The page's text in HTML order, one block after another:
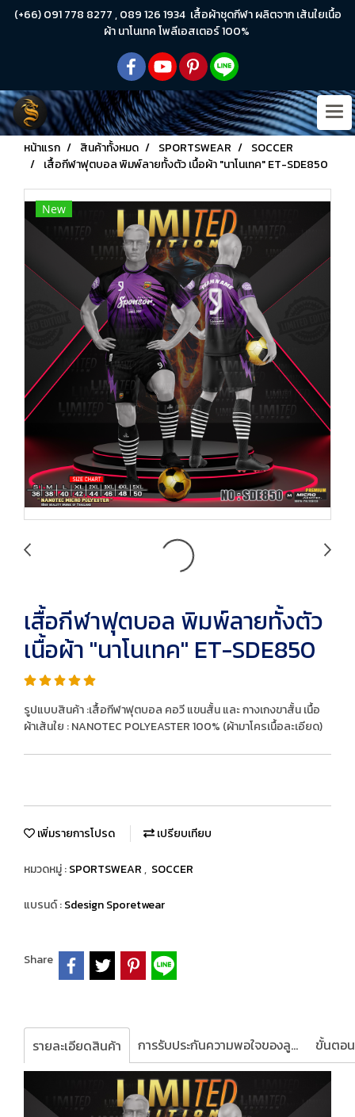
(+66) 091 778 8277 , 089 126 1934 เสื้อผ้าชุดกีฬา ผลิตจาก เส้นใยเนื้อ
ผ้า นาโนเทค โพลีเอสเตอร์ 100%
หน้าแรก สินค้าทั้งหมด SPORTSWEAR
SOCCER
เสื้อกีฬาฟุตบอล พิมพ์ลายทั้งตัว เนื้อผ้า "นาโนเทค" ET-SDE850
New
เสื้อกีฬาฟุตบอล พิมพ์ลายทั้งตัว
เนื้อผ้า "นาโนเทค" ET-SDE850
รูปแบบสินค้า :เสื้อกีฬาฟุตบอล คอวี แขนสั้น และ กางเกงขาสั้น เนื้อ
ผ้าเส้นใย : NANOTEC POLYEASTER 100% (ผ้ามาโครเนื้อละเอียด)
เพิ่มรายการโปรด เปรียบเทียบ
หมวดหมู่ :SPORTSWEAR, SOCCER
แบรนด์ :Sdesign Sporetwear
Share
รายละเอียดสินค้า การรับประกันความพอใจของลูกค้า